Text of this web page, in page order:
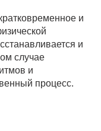
и
и
случае
и
процесс.